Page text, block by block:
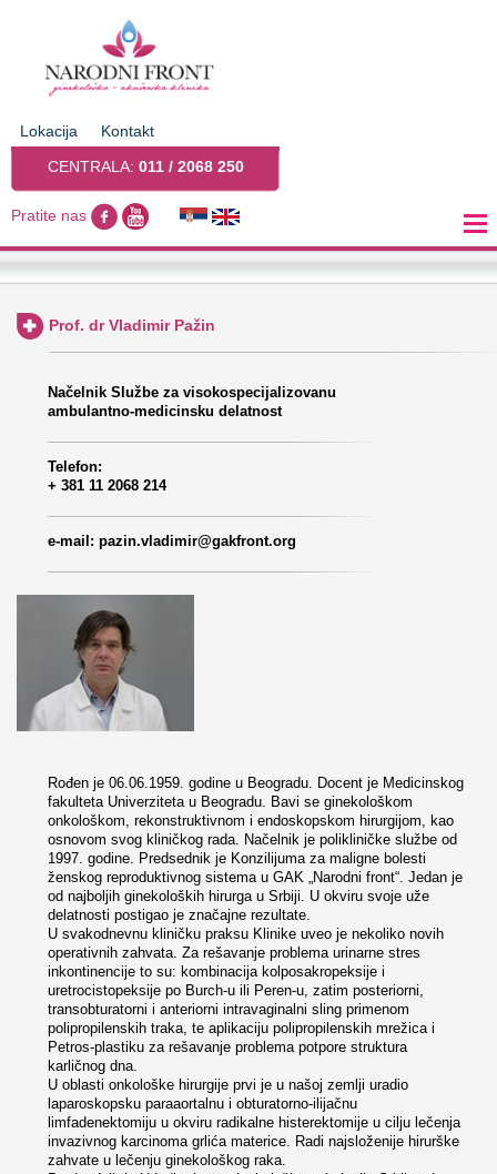
Lokacija
Kontakt
CENTRALA: 011 / 2068 250
Pratite nas
Prof. dr Vladimir Pažin
Načelnik Službe za visokospecijalizovanu
ambulantno-medicinsku delatnost
Telefon:
+ 381 11 2068 214
e-mail: pazin.vladimir@gakfront.org
Rođen je 06.06.1959. godine u Beogradu. Docent je Medicinskog
fakulteta Univerziteta u Beogradu. Bavi se ginekološkom
onkološkom, rekonstruktivnom i endoskopskom hirurgijom, kao
osnovom svog kliničkog rada. Načelnik je polikliničke službe od
1997. godine. Predsednik je Konzilijuma za maligne bolesti
ženskog reproduktivnog sistema u GAK „Narodni front“. Jedan je
od najboljih ginekoloških hirurga u Srbiji. U okviru svoje uže
delatnosti postigao je značajne rezultate.
U svakodnevnu kliničku praksu Klinike uveo je nekoliko novih
operativnih zahvata. Za rešavanje problema urinarne stres
inkontinencije to su: kombinacija kolposakropeksije i
uretrocistopeksije po Burch-u ili Peren-u, zatim posteriorni,
transobturatorni i anteriorni intravaginalni sling primenom
polipropilenskih traka, te aplikaciju polipropilenskih mrežica i
Petros-plastiku za rešavanje problema potpore struktura
karličnog dna.
U oblasti onkološke hirurgije prvi je u našoj zemlji uradio
laparoskopsku paraaortalnu i obturatorno-ilijačnu
limfadenektomiju u okviru radikalne histerektomije u cilju lečenja
invazivnog karcinoma grlića materice. Radi najsloženije hirurške
zahvate u lečenju ginekološkog raka.